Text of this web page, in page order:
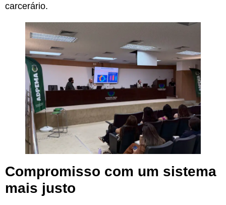
carcerário.
Compromisso com um sistema
mais justo